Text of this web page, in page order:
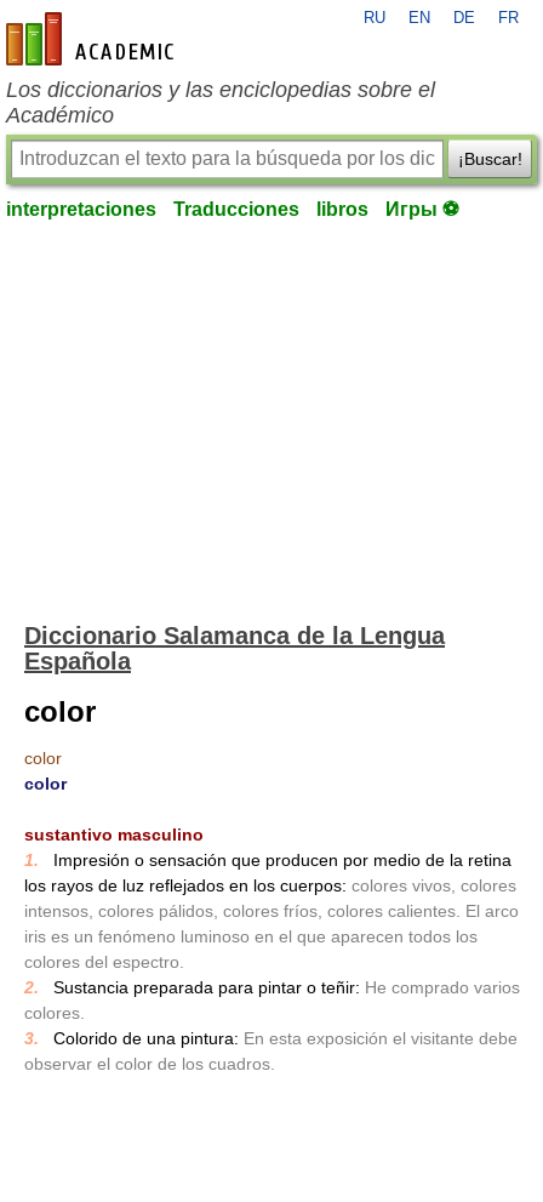
es-academic.com
RU EN DE FR
Los diccionarios y las enciclopedias sobre el
Académico
¡Buscar!
interpretaciones Traducciones libros Игры ⚽
Diccionario Salamanca de la Lengua
Española
color
color
color
sustantivo masculino
1.
Impresión o sensación que producen por medio de la retina
los rayos de luz reflejados en los cuerpos: colores vivos, colores
intensos, colores pálidos, colores fríos, colores calientes. El arco
iris es un fenómeno luminoso en el que aparecen todos los
colores del espectro.
2.
Sustancia preparada para pintar o teñir: He comprado varios
colores.
3.
Colorido de una pintura: En esta exposición el visitante debe
observar el color de los cuadros.